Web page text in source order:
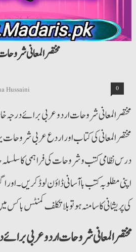
مختصرالمعانی
Hussaini 0
مختصرالمعانی شروحات اردوعربی برائے درجہ
مختصرالمعانی کی کتاب اور اردع عربی
درس نظامی کتب و شروحات کی فراہمی کا
اپنی مطلوبہ کتب با آسانی ڈاؤن لوڈ کریں۔
کی پریشانی کا سامنہ ہو تو بلا تکلف کمنٹس
مختصرالمعانی شروحات اردوعربی